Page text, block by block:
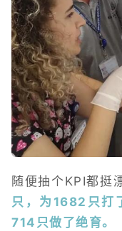
随便抽个KPI都挺
只，为1682只打
714只做了绝育。